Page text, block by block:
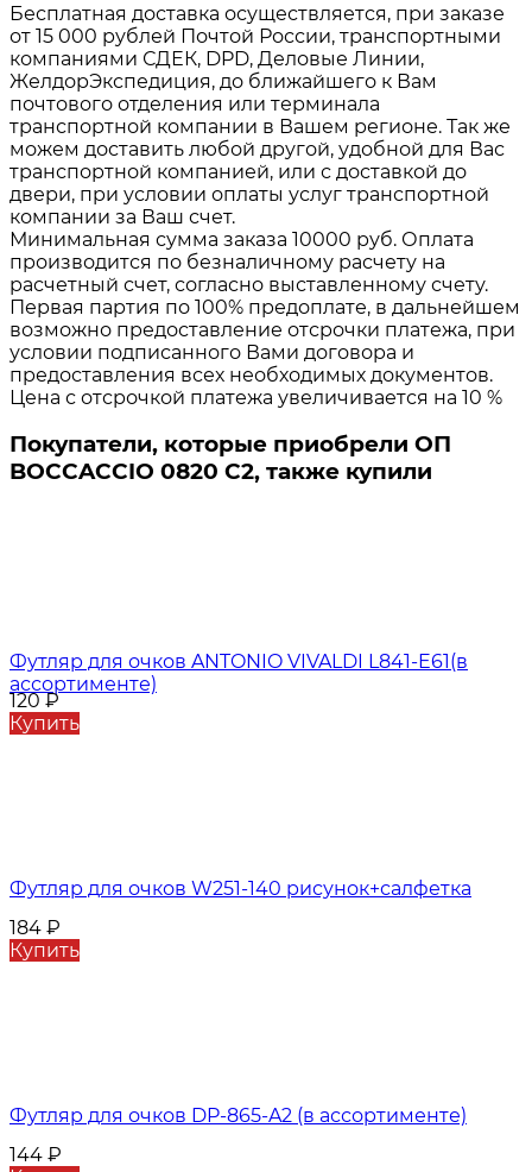
Бесплатная доставка осуществляется, при заказе
от 15 000 рублей Почтой России, транспортными
компаниями СДЕК, DPD, Деловые Линии,
ЖелдорЭкспедиция, до ближайшего к Вам
почтового отделения или терминала
транспортной компании в Вашем регионе. Так же
можем доставить любой другой, удобной для Вас
транспортной компанией, или с доставкой до
двери, при условии оплаты услуг транспортной
компании за Ваш счет.
Минимальная сумма заказа 10000 руб. Оплата
производится по безналичному расчету на
расчетный счет, согласно выставленному счету.
Первая партия по 100% предоплате, в дальнейшем
возможно предоставление отсрочки платежа, при
условии подписанного Вами договора и
предоставления всех необходимых документов.
Цена с отсрочкой платежа увеличивается на 10 %
Покупатели, которые приобрели ОП
BOCCACCIO 0820 C2, также купили
Футляр для очков ANTONIO VIVALDI L841-E61(в
ассортименте)
120₽
Купить
Футляр для очков W251-140 рисунок+салфетка
184 ₽
Купить
Футляр для очков DP-865-A2 (в ассортименте)
144 ₽